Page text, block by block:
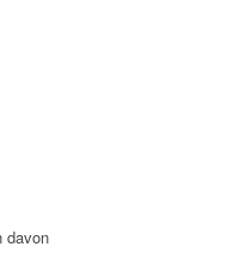
davon